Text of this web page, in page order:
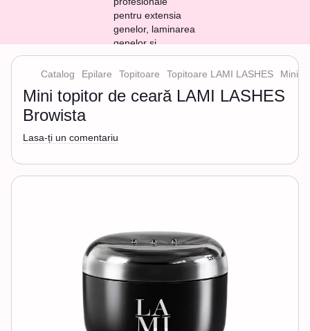
Catalog Epilare Topitoare Topitoare LAMI LASHES Mini
Mini topitor de ceară LAMI LASHES
Browista
Lasa-ți un comentariu